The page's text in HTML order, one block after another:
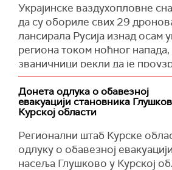
Из Белогородске области је
становника, од којих су 280
стигли на ставропољску
прес-служба Министарства
ситуације Русије.
Претходно је руско
саопштило да су руски ПВО
ноћи и рано јутрос оборили
дрона.
(Танјуг, Известиа)
Украјинске ваздухопловне
да су обориле свих 29
лансирала Русија изнад осам
региона током ноћног напада,
званичници рекли да је
мању штету.
Русија је такође лансирала
Кх-59 током напада, наводи
Начелник региона Черкаси
крхотине оштетиле прозоре
Донета одлука о обавезној
евакуацији становника
Курској области
Регионални штаб Курске
одлуку о обавезној
насеља Глушково у Курској